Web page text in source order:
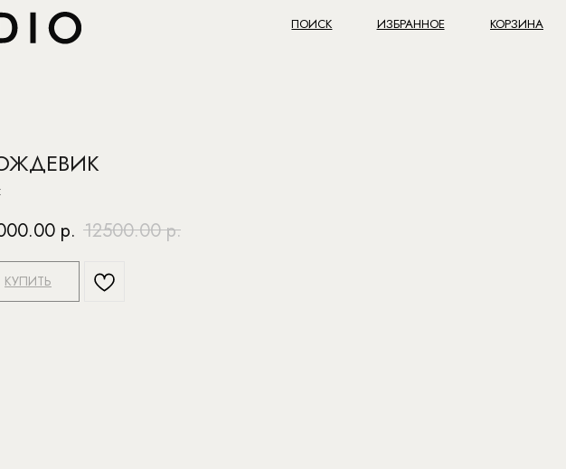
ИЗБРАННОЕ КОРЗИНА
р. 12500.00 р.
КУПИТЬ